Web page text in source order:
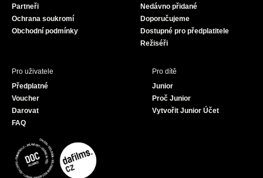
Partneři
Ochrana soukromí
Obchodní podmínky
Nedávno přidané
Doporučujeme
Dostupné pro předplatitele
Režiséři
Pro uživatele
Předplatné
Voucher
Darovat
FAQ
Pro dítě
Junior
Proč Junior
Vytvořit Junior Účet